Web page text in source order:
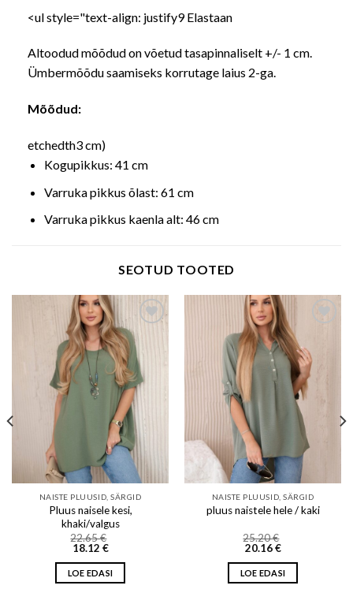
<ul style="text-align: justify9 Elastaan
Altoodud mõõdud on võetud tasapinnaliselt +/- 1 cm.
Ümbermõõdu saamiseks korrutage laius 2-ga.
Mõõdud:
etchedth3 cm)
Kogupikkus: 41 cm
Varruka pikkus õlast: 61 cm
Varruka pikkus kaenla alt: 46 cm
SEOTUD TOOTED
Add to wishlist
NAISTE PLUUSID, SÄRGID
Pluus naisele kesi,
khaki/valgus
22.65€
18.12 €
LOE EDASI
Add to wishlist
NAISTE PLUUSID, SÄRGID
pluus naistele hele / kaki
25.20€
20.16€
LOE EDASI